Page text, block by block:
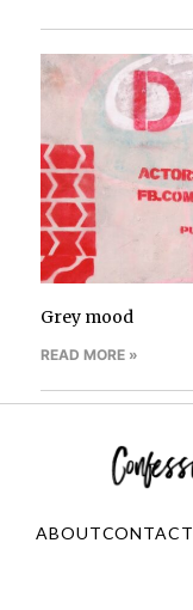
Grey mood
READ MORE »
ABOUTCONTACT